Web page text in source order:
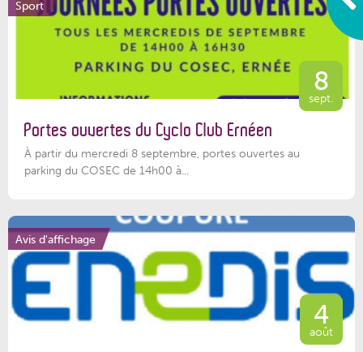
Sport
8
sept.
Portes ouvertes du Cyclo Club Ernéen
À partir du mercredi 8 septembre, portes ouvertes au
parking du COSEC de 14h00 à...
Avis d'affichage
4
août